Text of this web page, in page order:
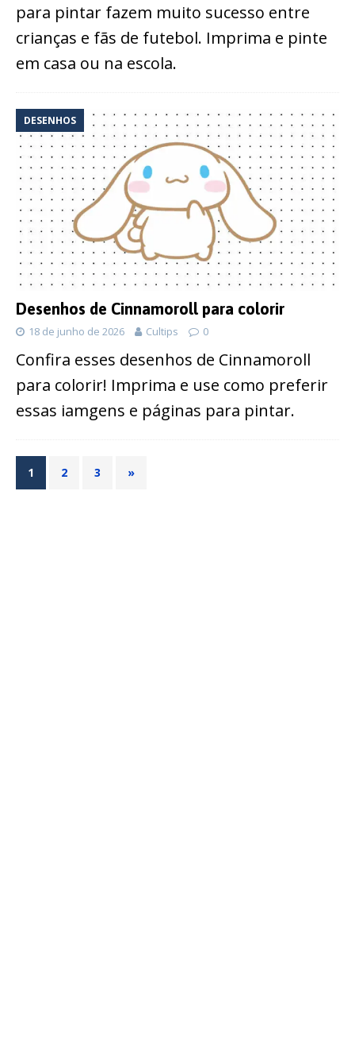
para pintar fazem muito sucesso entre
crianças e fãs de futebol. Imprima e pinte
em casa ou na escola.
DESENHOS
Desenhos de Cinnamoroll para colorir
18 de junho de 2026 Cultips 0
Confira esses desenhos de Cinnamoroll
para colorir! Imprima e use como preferir
essas iamgens e páginas para pintar.
1 2 3 »